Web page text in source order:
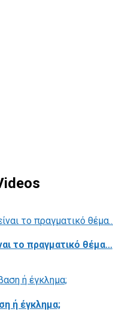
το πραγματικό θέμα...
ή έγκλημα;